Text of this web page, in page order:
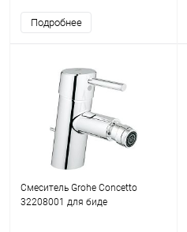
Подробнее
Смеситель Grohe Concetto
32208001 для биде